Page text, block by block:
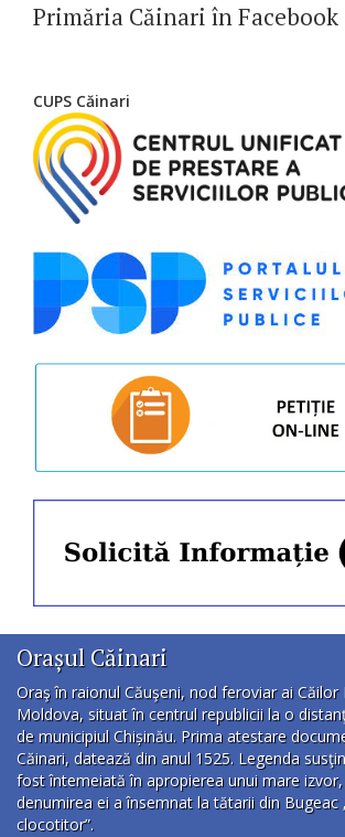
Primăria Căinari în Facebook
CUPS Căinari
Orașul Căinari
Oraş în raionul Căuşeni, nod feroviar ai Căilor
Moldova, situat în centrul republicii la o
de municipiul Chișinău. Prima atestare
Căinari, datează din anul 1525. Legenda
fost întemeiată în apropierea unui mare
denumirea ei a însemnat la tătarii din Bugeac
clocotitor”.